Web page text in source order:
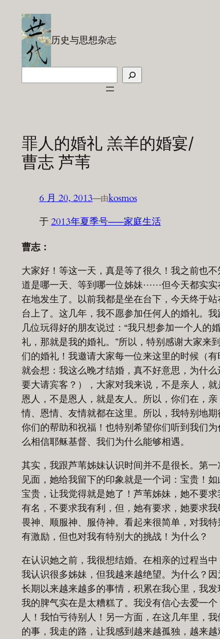
历史与思想杂志
罪人的婚礼 羔羊的婚宴/
曹志 芦苇
6 月 20, 2013—由kosmos
于2013年夏季号——家庭生活
曹志：
大家好！等这一天，真是等了很久！我之前也不
道是哪一天、等到哪一位姊妹⋯⋯但今天都实实
在地发生了。以前我都是坐在台下，今天终于站
台上了。这几年，我不愿参加任何人的婚礼。我
几位玩得好的朋友说过：“我只想参加一个人的
礼，那就是我的婚礼。”所以，特别感谢大家来
们的婚礼！我邀请大家每一位来这里的时候（有
就会想：我这么晚才结婚，真不好意思，为什么
要大请宾客？），大家对我来说，不是亲人，就
恩人，不是恩人，就是友人。所以，你们在，亲
情、恩情、友情就都在这里。所以，我特别地期
你们的帮助和祝福！也特别希望你们听到我们为
么相信耶稣基督、我们为什么能够相遇。
其实，我跟芦苇姊妹认识时间并不是很长。第一
见面，她给我留下的印象就是一个词：宝贵！如
宝贵，让我觉得就是她了！芦苇姊妹，她不要求
有名，不要求我有利，但，她有要求，她要求我
畏神、顺服神、服侍神。看起来很简单，对我特
有激励，但也对我有特别大的挑战！为什么？
在认识她之前，我很想结婚。在相亲的过程当中
我认识很多姊妹，但我越来越绝望。为什么？因
长期以来越来越多的事情，积累在我心里，我发
我的脾气实在是太糟糕了。我没有信心去爱一个
人！我怕亏待别人！另一方面，在这几年里，我
的事，我走的路，让我感到越来越孤独，越来越